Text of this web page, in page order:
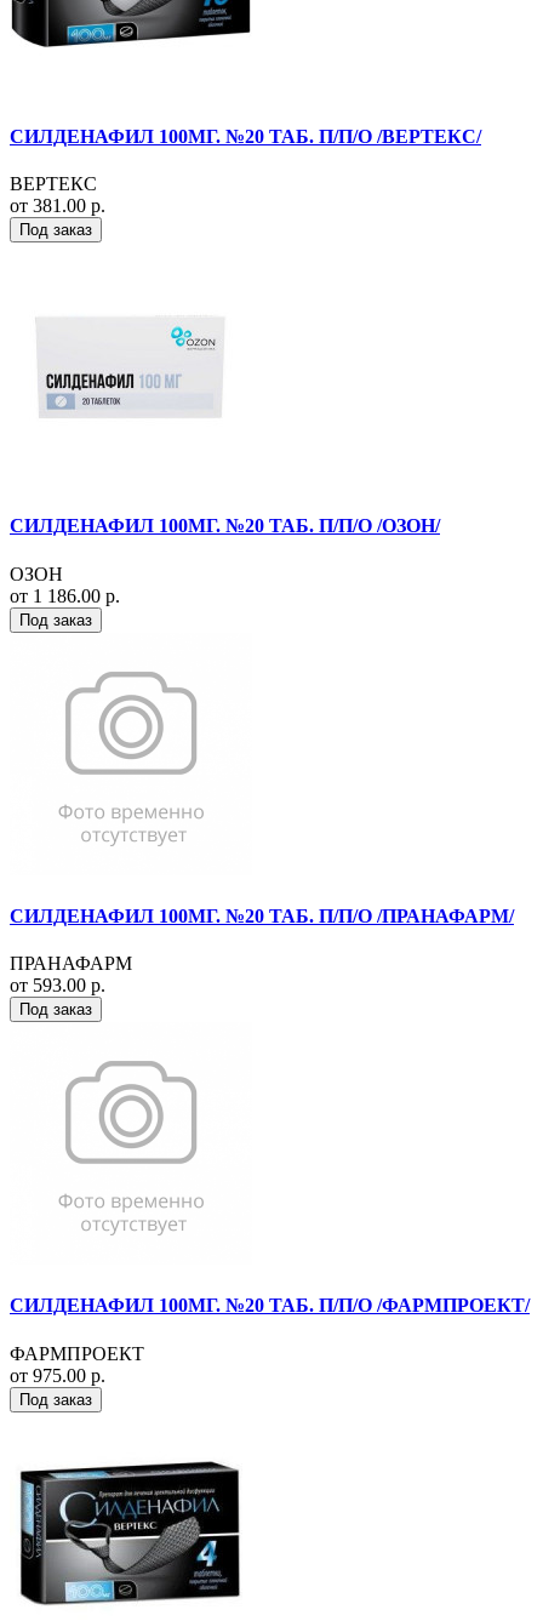
СИЛДЕНАФИЛ 100МГ. №20 ТАБ. П/П/О /ВЕРТЕКС/
ВЕРТЕКС
от 381.00 р.
Под заказ
СИЛДЕНАФИЛ 100МГ. №20 ТАБ. П/П/О /ОЗОН/
ОЗОН
от 1 186.00 р.
Под заказ
СИЛДЕНАФИЛ 100МГ. №20 ТАБ. П/П/О /ПРАНАФАРМ/
ПРАНАФАРМ
от 593.00 р.
Под заказ
СИЛДЕНАФИЛ 100МГ. №20 ТАБ. П/П/О /ФАРМПРОЕКТ/
ФАРМПРОЕКТ
от 975.00 р.
Под заказ